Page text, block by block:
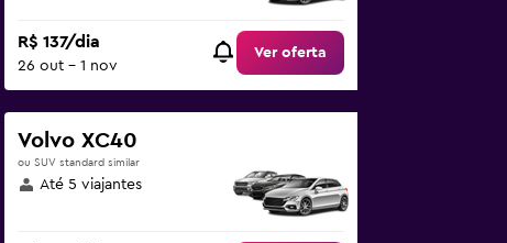
R$ 137/dia
26 out - 1 nov
Ver oferta
Volvo XC40
ou SUV standard similar
Até 5 viajantes